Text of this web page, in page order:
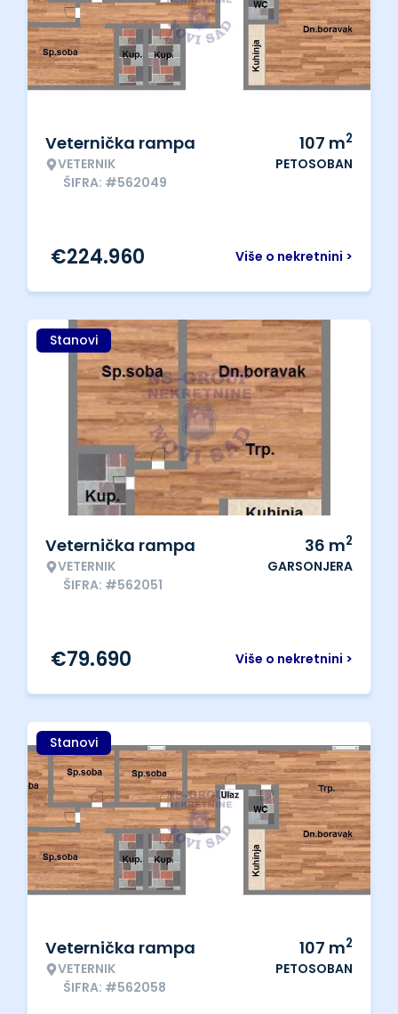
Veternička rampa
VETERNIK
ŠIFRA: #562049
107 m2
PETOSOBAN
Više o nekretnini >
€224.960
Stanovi
Veternička rampa
VETERNIK
ŠIFRA: #562051
36 m2
GARSONJERA
Više o nekretnini >
€79.690
Stanovi
Veternička rampa
VETERNIK
ŠIFRA: #562058
107 m2
PETOSOBAN